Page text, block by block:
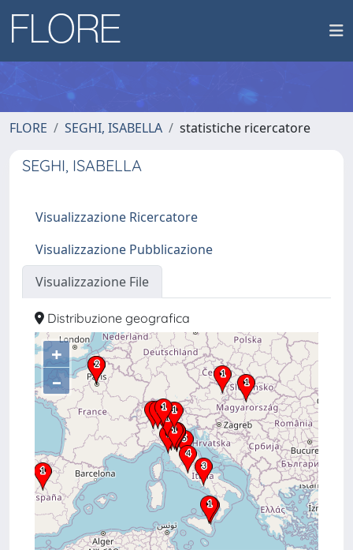
FLORE SEGHI, ISABELLA statistiche ricercatore
SEGHI, ISABELLA
Visualizzazione Ricercatore
Visualizzazione Pubblicazione
Visualizzazione File
Distribuzione geografica
+
–